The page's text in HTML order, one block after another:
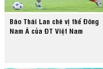
Báo Thái Lan chê vị thế Đông
Nam Á của ĐT Việt Nam